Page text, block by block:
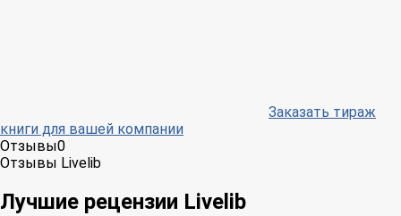
Заказать тираж
книги для вашей компании
Отзывы0
Отзывы Livelib
Лучшие рецензии Livelib